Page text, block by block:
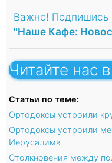
Важно! Подпишись
"Наше Кафе:
Читайте нас
Статьи по теме:
Ортодоксы устроили
Ортодоксы устроили
Иерусалима
Столкновения между